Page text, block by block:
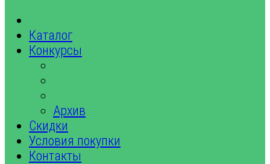
Каталог
Конкурсы
Архив
Скидки
Условия покупки
Контакты